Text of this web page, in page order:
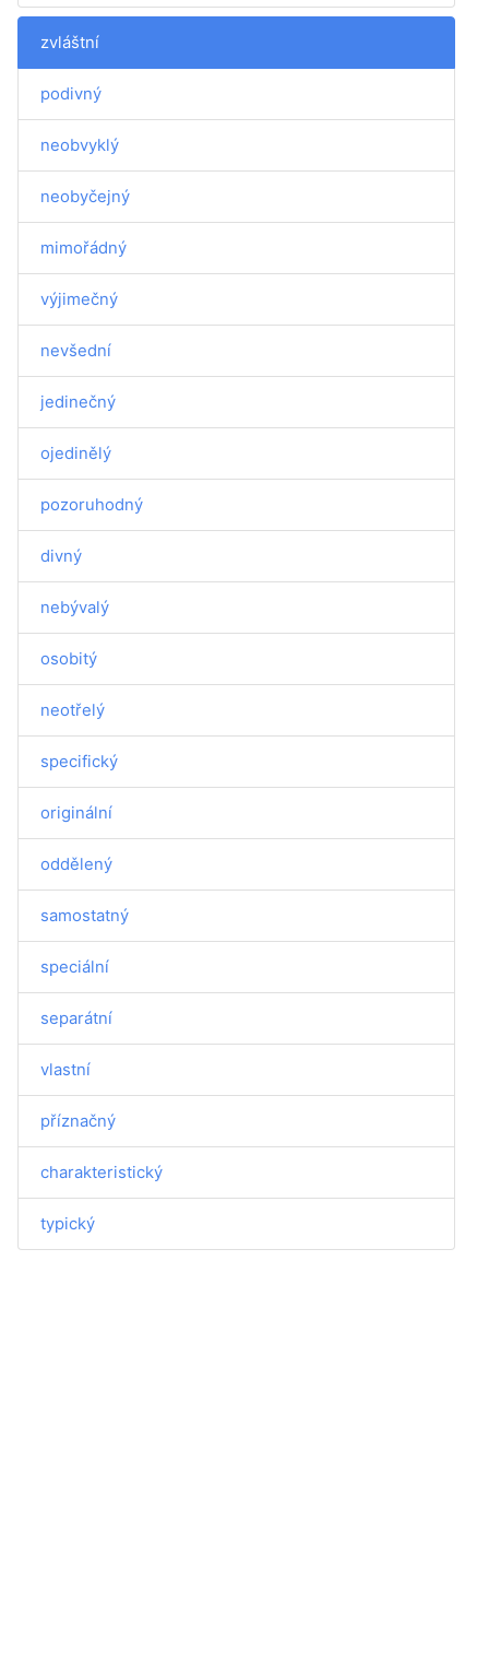
zvláštní
podivný
neobvyklý
neobyčejný
mimořádný
výjimečný
nevšední
jedinečný
ojedinělý
pozoruhodný
divný
nebývalý
osobitý
neotřelý
specifický
originální
oddělený
samostatný
speciální
separátní
vlastní
příznačný
charakteristický
typický